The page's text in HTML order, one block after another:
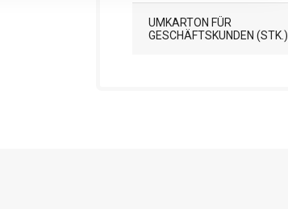
UMKARTON FÜR
GESCHÄFTSKUNDEN (STK.)